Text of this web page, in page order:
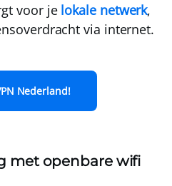
voor je lokale netwerk,
via internet.
Nederland!
met openbare wifi